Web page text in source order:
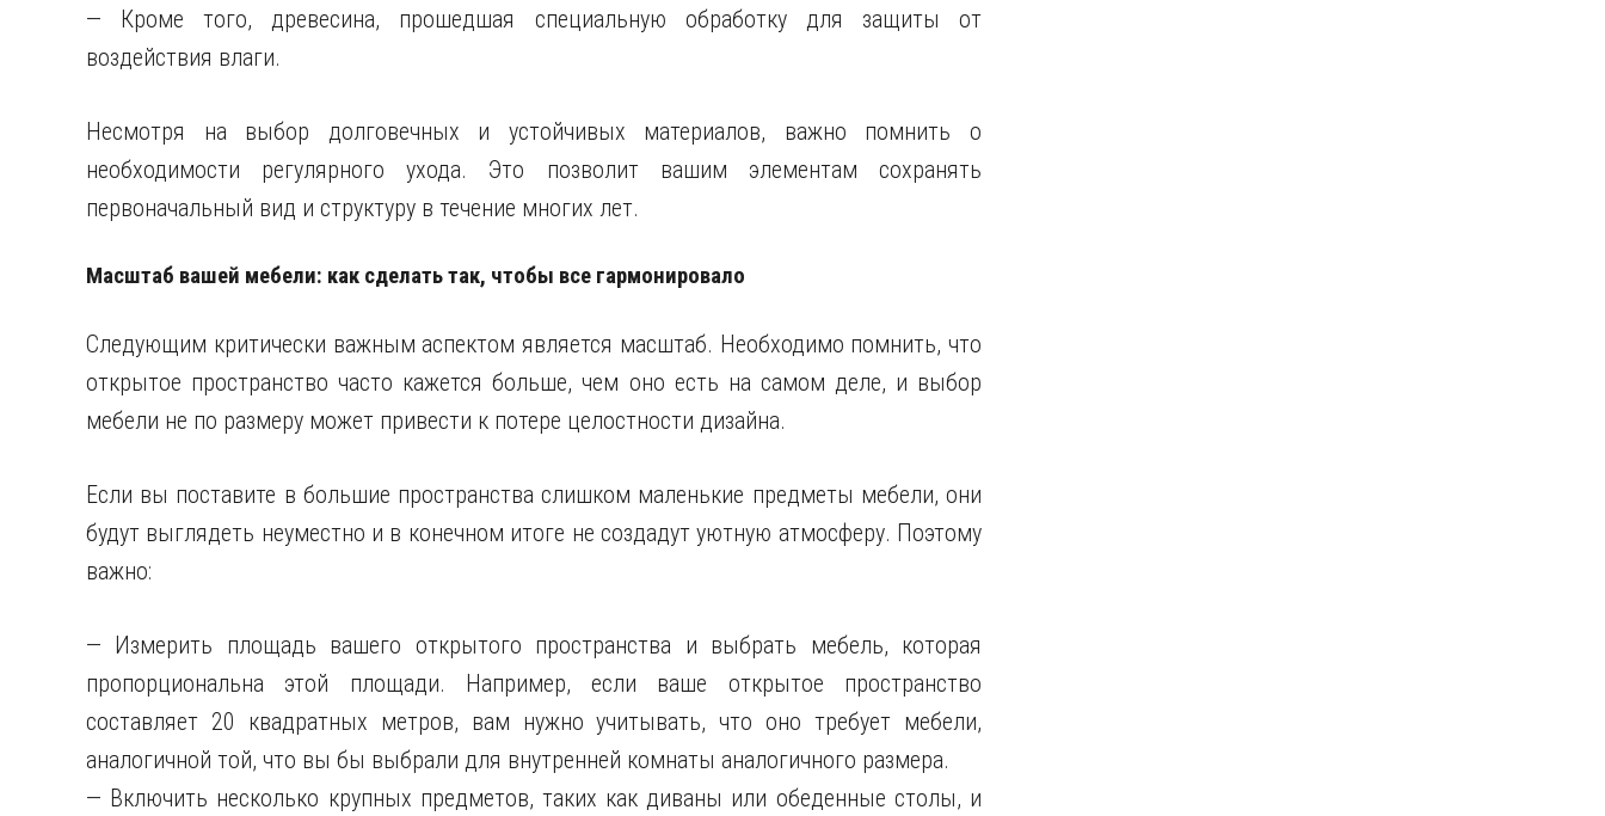
— Кроме того, древесина, прошедшая специальную обработку для защиты от
воздействия влаги.
Несмотря на выбор долговечных и устойчивых материалов, важно помнить о
необходимости регулярного ухода. Это позволит вашим элементам сохранять
первоначальный вид и структуру в течение многих лет.
Масштаб вашей мебели: как сделать так, чтобы все гармонировало
Следующим критически важным аспектом является масштаб. Необходимо помнить, что
открытое пространство часто кажется больше, чем оно есть на самом деле, и выбор
мебели не по размеру может привести к потере целостности дизайна.
Если вы поставите в большие пространства слишком маленькие предметы мебели, они
будут выглядеть неуместно и в конечном итоге не создадут уютную атмосферу. Поэтому
важно:
— Измерить площадь вашего открытого пространства и выбрать мебель, которая
пропорциональна этой площади. Например, если ваше открытое пространство
составляет 20 квадратных метров, вам нужно учитывать, что оно требует мебели,
аналогичной той, что вы бы выбрали для внутренней комнаты аналогичного размера.
— Включить несколько крупных предметов, таких как диваны или обеденные столы, и